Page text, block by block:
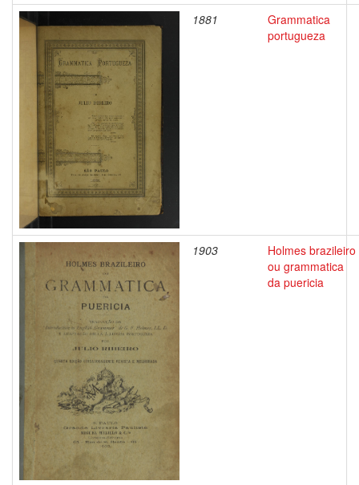
1881
Grammatica
portugueza
1903
Holmes brazileiro
ou grammatica
da puericia